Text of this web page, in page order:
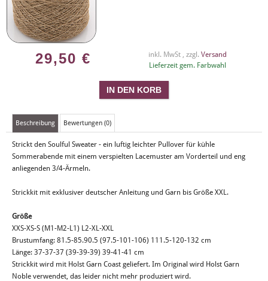
29,50 € inkl. MwSt , zzgl. Versand
Lieferzeit gem. Farbwahl
Beschreibung Bewertungen (0)
Strickt den Soulful Sweater - ein luftig leichter Pullover für kühle
Sommerabende mit einem verspielten Lacemuster am Vorderteil und eng
anliegenden 3/4-Ärmeln.
Strickkit mit exklusiver deutscher Anleitung und Garn bis Größe XXL.
Größe
XXS-XS-S (M1-M2-L1) L2-XL-XXL
Brustumfang: 81.5-85.90.5 (97.5-101-106) 111.5-120-132 cm
Länge: 37-37-37 (39-39-39) 39-41-41 cm
Strickkit wird mit Holst Garn Coast geliefert. Im Original wird Holst Garn
Noble verwendet, das leider nicht mehr produziert wird.